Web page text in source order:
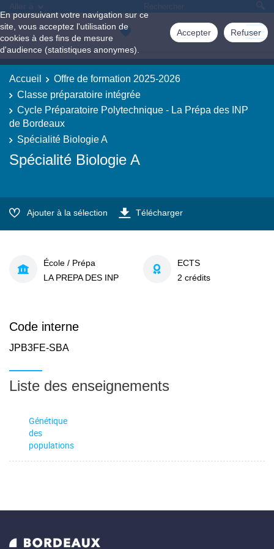
En poursuivant votre navigation sur ce
site, vous acceptez l'utilisation de
cookies à des fins de mesure
d'audience (statistiques anonymes).
Accepter Refuser
Aller à
Accueil
Offre de formation 2025-2026
Classe préparatoire intégrée
Cycle Préparatoire Polytechnique - La Prépa des INP
de Bordeaux
Spécialité Biologie A
Spécialité Biologie A
Ajouter à la sélection Télécharger
École / Prépa
LA PREPA DES INP
ECTS
2 crédits
Code interne
JPB3FE-SBA
Liste des enseignements
Génétique
des
populations